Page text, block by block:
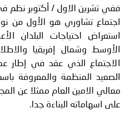
ففي تشرين الاول / أكتوبر نظم في
اجتماع تشاوري هو الأول من
استعراض احتياجات البلدان
الأوسط وشمال إفريقيا
الاجتماع الذي عقد في إطار
معالي الامين العام ممثلا عن
على اسهاماته البناءة جدا.